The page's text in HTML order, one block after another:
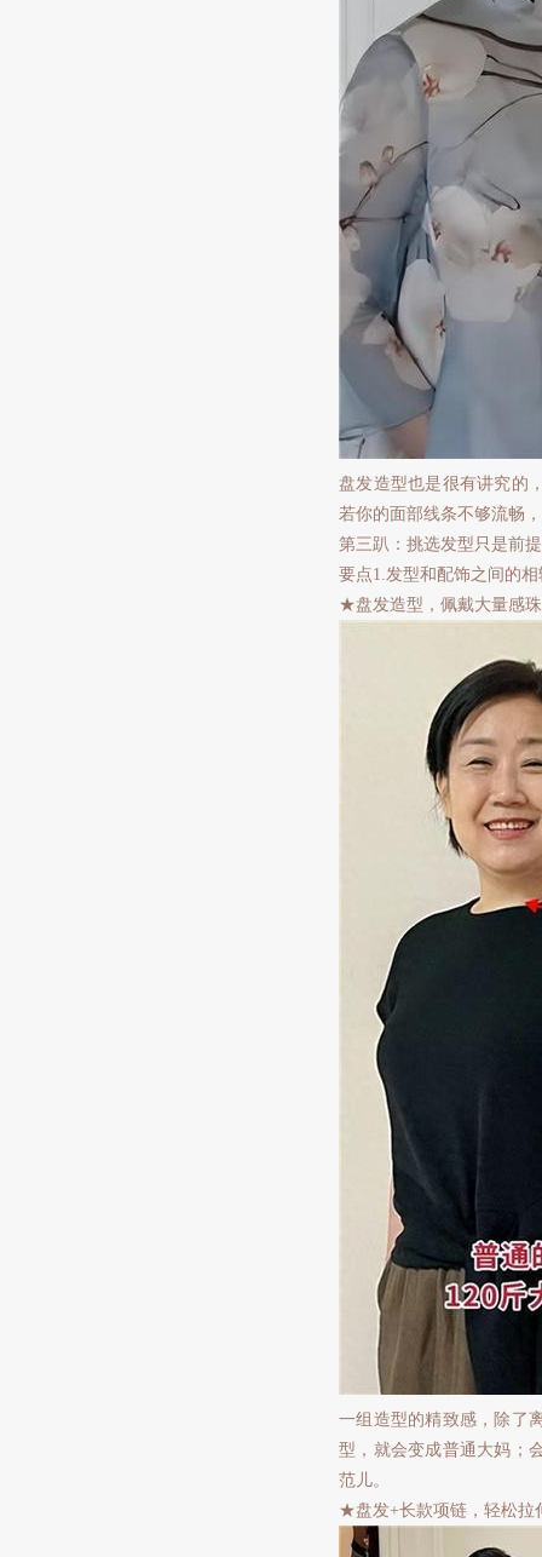
盘发造型也是很有讲究的
若你的面部线条不够流畅
第三趴：挑选发型只是前
要点1.发型和配饰之间的
★盘发造型，佩戴大量感
一组造型的精致感，除了
型，就会变成普通大妈；
范儿。
★盘发+长款项链，轻松拉